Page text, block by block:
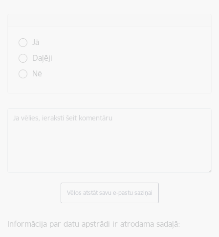
Jā
Daļēji
Nē
Ja vēlies, ieraksti šeit komentāru
Vēlos atstāt savu e-pastu saziņai
Informācija par datu apstrādi ir atrodama sadaļā: